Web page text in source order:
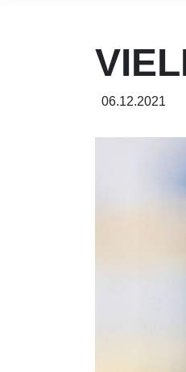
06.12.2021